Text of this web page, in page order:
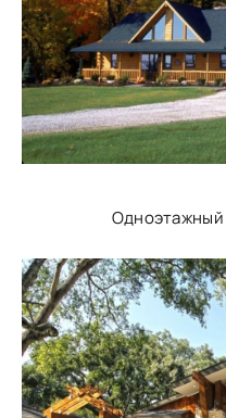
Одноэтажный